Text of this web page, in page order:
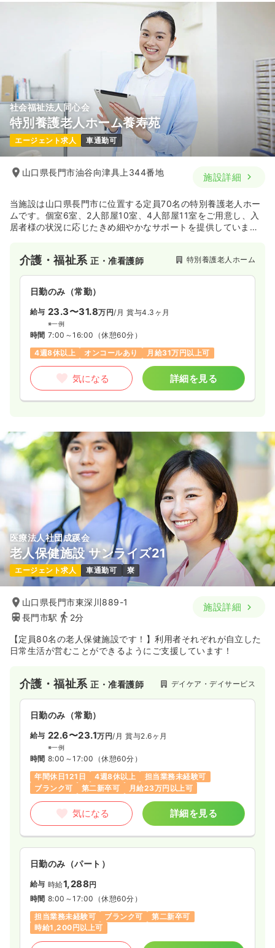
23.6〜24.1 万円/月 賞与2.5ヶ月
4週8休以上
詳細を見る
日勤のみ（パート）
給与 時給1,362円
時間 8:00～17:00
気になる 詳細を見る
その他正看護師 一般病院
日勤のみ（常勤）
給与 23.6〜24.1万円 /月 賞与4ヶ月
時間 8:00～17:00
（休憩60分）
日祝休み
年間休日121日 4週8休以上
ブランク可
新卒可
第二新卒可 月給24万円以上可
気になる 詳細を見る
日勤のみ（常勤） 一時募集休止
給与 22.5万円〜/月 賞与2回
※一例
8:00～17:00
4週8休以上
月給22万円以上可
気になる 詳細を見る
オペ室(手術室)正・准看護師 一般病院
日勤のみ（常勤）
給与 22.5万円〜/月
※一例
4週8休以上
月給22万円以上可
社会福祉法人同心会
特別養護老人ホーム養寿苑
エージェント求人 車通勤可
山口県長門市油谷向津具上344番地 施設詳細
当施設は山口県長門市に位置する定員70名の特別養護老人ホー
ムです。個室6室、2人部屋10室、4人部屋11室をご用意し、入
居者様の状況に応じたきめ細やかなサポートを提供していま
介護・福祉系正・准看護師 特別養護老人ホーム
日勤のみ（常勤）
給与 23.3〜31.8万円/月 賞与4.3ヶ月
※一例
時間 7:00～16:00 （休憩60分）
4週8休以上
オンコールあり 月給31万円以上可
気になる 詳細を見る
医療法人社団成蹊会
老人保健施設 サンライズ21
エージェント求人 車通勤可 寮
山口県長門市東深川889-1
長門市駅
2分
施設詳細
【定員80名の老人保健施設です！】利用者それぞれが自立した
日常生活が営むことができるようにご支援しています！
介護・福祉系正・准看護師 デイケア・デイサービス
日勤のみ（常勤）
給与 22.6〜23.1万円/月 賞与2.6ヶ月
※一例
時間 8:00～17:00 （休憩60分）
年間休日121日
4週8休以上
担当業務未経験可
ブランク可
第二新卒可 月給23万円以上可
気になる 詳細を見る
日勤のみ（パート）
給与 時給1,288円
時間 8:00～17:00 （休憩60分）
担当業務未経験可
ブランク可
第二新卒可
時給1,200円以上可